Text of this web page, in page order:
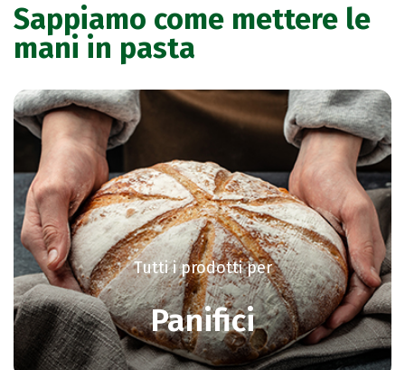
Sappiamo come mettere le
mani in pasta
Tutti i prodotti per
Panifici